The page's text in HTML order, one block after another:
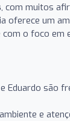
, com muitos
um
o foco
Eduardo são
e